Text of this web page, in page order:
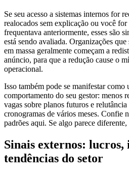
Se seu acesso a sistemas internos for
realocados sem explicação ou você
frequentava anteriormente, esses são
está sendo avaliada. Organizações
em massa geralmente começam a
anúncio, para que a redução cause o
operacional.
Isso também pode se manifestar como
comportamento do seu gestor: menos
vagas sobre planos futuros e
cronogramas de vários meses. Confie
padrões aqui. Se algo parece
Sinais externos: lucros,
tendências do setor